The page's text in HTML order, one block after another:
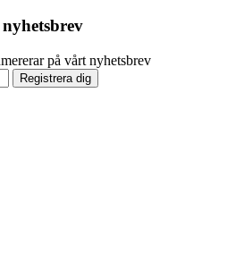
på vårt nyhetsbrev
Registrera dig